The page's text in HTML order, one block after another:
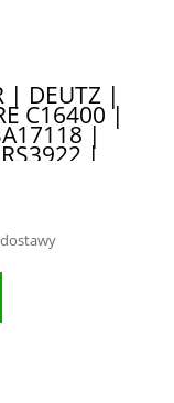
| DEUTZ |
C16400 |
|
|
HIFI